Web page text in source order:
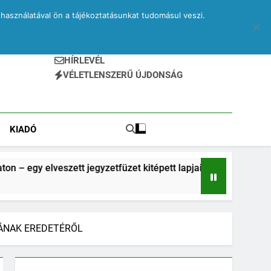
HÍRLEVÉL
VÉLETLENSZERŰ ÚJDONSÁG
KIADÓ
jegyzetfüzet kitépett lapjai Drone – egy
2 Hónap Ezelőtt
EREDETÉRŐL
ön a tájékoztatásunkat tudomásul veszi.